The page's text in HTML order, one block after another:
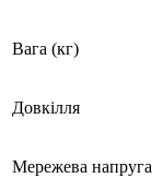
Вага (кг)
Довкілля
Мережева напруга